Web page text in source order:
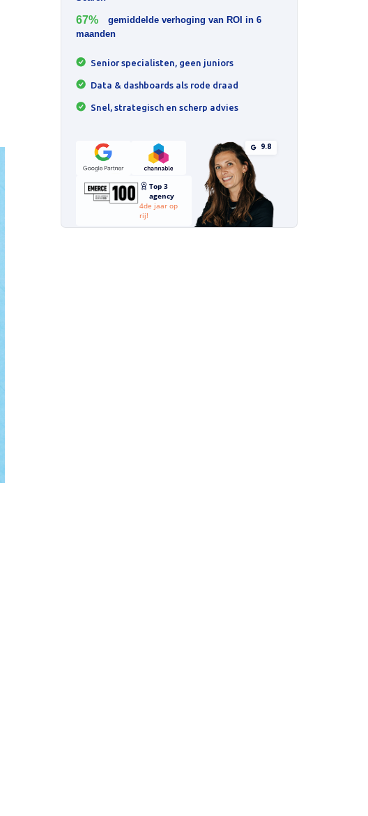
67%
gemiddelde verhoging van ROI in 6
maanden
Senior specialisten, geen juniors
Data & dashboards als rode draad
Snel, strategisch en scherp advies
Top 3
agency
4de jaar op
rij!
9.8